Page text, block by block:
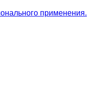
применения.